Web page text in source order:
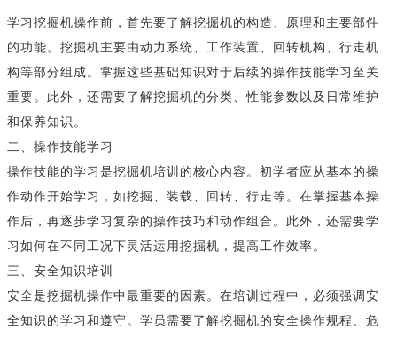
学习挖掘机操作前，首先要了解挖掘机的构造、原理和主要部件
的功能。挖掘机主要由动力系统、工作装置、回转机构、行走机
构等部分组成。掌握这些基础知识对于后续的操作技能学习至关
重要。此外，还需要了解挖掘机的分类、性能参数以及日常维护
和保养知识。
二、操作技能学习
操作技能的学习是挖掘机培训的核心内容。初学者应从基本的操
作动作开始学习，如挖掘、装载、回转、行走等。在掌握基本操
作后，再逐步学习复杂的操作技巧和动作组合。此外，还需要学
习如何在不同工况下灵活运用挖掘机，提高工作效率。
三、安全知识培训
安全是挖掘机操作中最重要的因素。在培训过程中，必须强调安
全知识的学习和遵守。学员需要了解挖掘机的安全操作规程、危